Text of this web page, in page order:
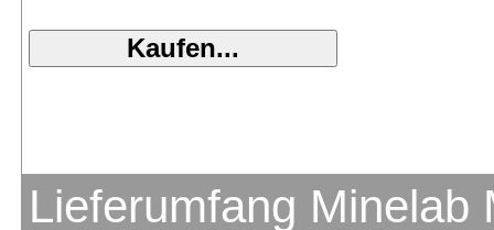
Lieferumfang Minelab